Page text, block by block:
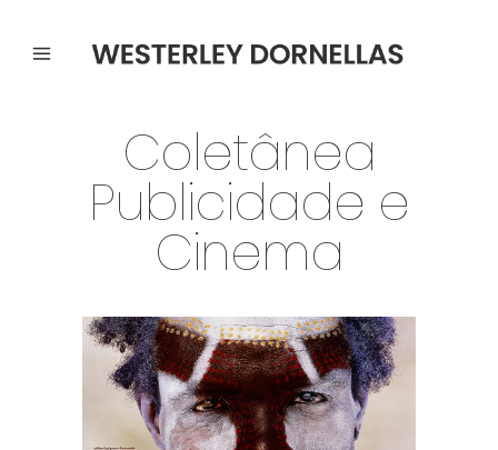
Coletânea
Publicidade e
Cinema